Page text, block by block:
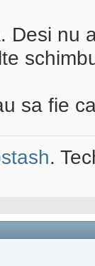
Desi nu
sa fie
.